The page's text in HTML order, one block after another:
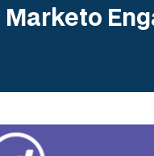
Marketo